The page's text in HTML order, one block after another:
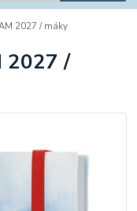
2027 / máky
2027 /